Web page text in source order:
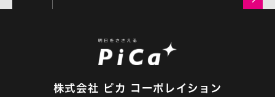
株式会社 ピカ コーポレイション